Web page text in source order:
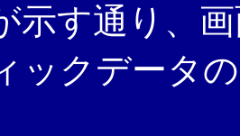
示す通り、
ックデータ